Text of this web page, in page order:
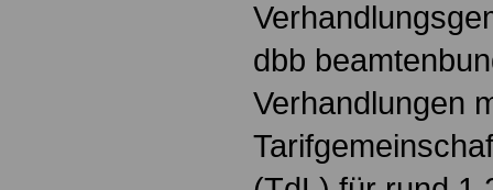
dbb
Verhandlungen